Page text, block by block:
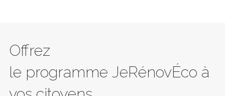
Offrez
le programme JeRénovÉco à